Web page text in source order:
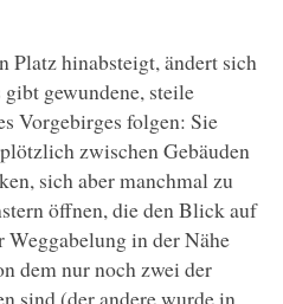
Platz hinabsteigt, ändert sich
gewundene, steile
Vorgebirges folgen: Sie
zwischen Gebäuden
sich aber manchmal zu
öffnen, die den Blick auf
in der Nähe
dem nur noch zwei der
sind (der andere wurde in